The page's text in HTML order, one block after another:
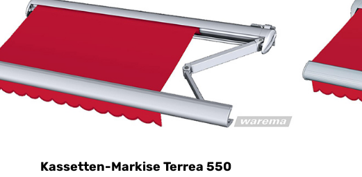
Bestellbreite maximal 4500 mm
Ausfall maximal 2500 mm
besonders filigrane Kassetten-Markise für kleine
Balkone und Terrassen
wetterunabhängige Montage, da Markisentuch
und Gelenkarme durch die Kassette geschützt
Kassetten-Markise Terrea 550
dank